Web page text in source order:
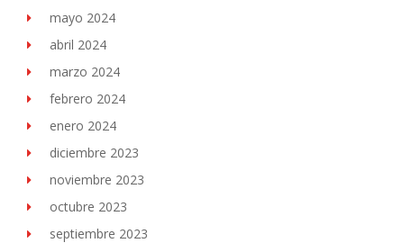
mayo 2024
abril 2024
marzo 2024
febrero 2024
enero 2024
diciembre 2023
noviembre 2023
octubre 2023
septiembre 2023